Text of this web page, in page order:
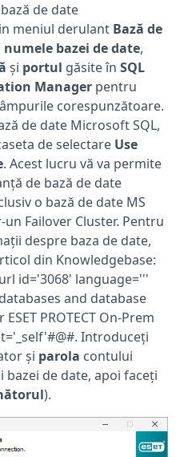
de date
meniul derulant Bază de
numele bazei de date,
și portul găsite în SQL
Manager pentru
corespunzătoare.
de date Microsoft SQL,
de selectare Use
. Acest lucru vă va permite
de bază de date
o bază de date MS
Failover Cluster. Pentru
despre baza de date,
din Knowledgebase:
id='3068' language='''
and database
PROTECT On-Prem
Introduceți
și parola contului
de date, apoi faceți
).